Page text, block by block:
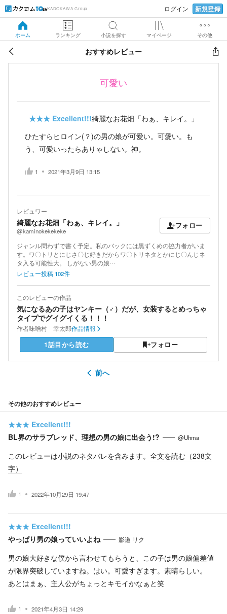
KADOKAWA Group ログイン 新規登録
ホーム ランキング 小説を探す マイページ その他
おすすめレビュー
可愛い
★★★ Excellent!!!綺麗なお花畑「わぁ、キレイ。」
ひたすらヒロイン(？)の男の娘が可愛い。可愛い。も
う、可愛いったらありゃしない。神。
1 2021年3月9日 13:15
レビュワー
綺麗なお花畑「わぁ、キレイ。」
@kaminokekekeke
フォロー
ジャンル問わずで書く予定。私のバックには黒ずくめの協力者がいま
す。ワ〇トリとにじさ〇じ好きだからワ〇トリネタとかにじ〇んじネ
タ入る可能性大。 しがない男の娘…
レビュー投稿 102件
このレビューの作品
気になるあの子はヤンキー（♂）だが、女装するとめっちゃ
タイプでグイグイくる！！！
作者味噌村 幸太郎作品情報
1話目から読む フォロー
前へ
その他のおすすめレビュー
★★★ Excellent!!!
BL界のサラブレッド、理想の男の娘に出会う!?
@Uhma
このレビューは小説のネタバレを含みます。 全文を読む（238文
字）
1 2022年10月29日 19:47
★★★ Excellent!!!
やっぱり男の娘っていいよね
影道 リク
男の娘大好きな僕から言わせてもらうと、この子は男の娘偏差値
が限界突破していますね。はい。可愛すぎます。素晴らしい。
あとはまぁ、主人公がちょっとキモイかなぁと笑
1 2021年4月3日 14:29